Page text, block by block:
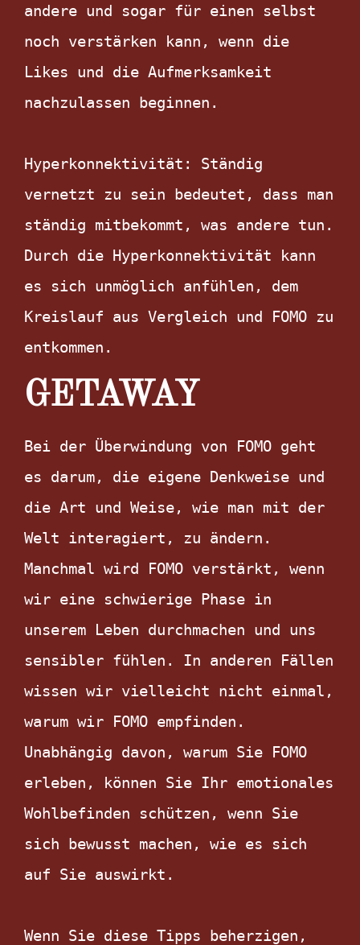
andere und sogar für einen selbst
noch verstärken kann, wenn die
Likes und die Aufmerksamkeit
nachzulassen beginnen.
Hyperkonnektivität: Ständig
vernetzt zu sein bedeutet, dass man
ständig mitbekommt, was andere tun.
Durch die Hyperkonnektivität kann
es sich unmöglich anfühlen, dem
Kreislauf aus Vergleich und FOMO zu
entkommen.
GETAWAY
Bei der Überwindung von FOMO geht
es darum, die eigene Denkweise und
die Art und Weise, wie man mit der
Welt interagiert, zu ändern.
Manchmal wird FOMO verstärkt, wenn
wir eine schwierige Phase in
unserem Leben durchmachen und uns
sensibler fühlen. In anderen Fällen
wissen wir vielleicht nicht einmal,
warum wir FOMO empfinden.
Unabhängig davon, warum Sie FOMO
erleben, können Sie Ihr emotionales
Wohlbefinden schützen, wenn Sie
sich bewusst machen, wie es sich
auf Sie auswirkt.
Wenn Sie diese Tipps beherzigen,